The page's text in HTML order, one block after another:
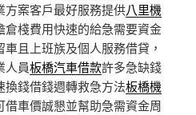
方案客戶最好服務提供八里機
倉棧費用快速的給急需要資金
車且上班族及個人服務借貸，
人員板橋汽車借款許多急缺錢
錢借錢週轉救急方法板橋機
借車價誠懇並幫助急需資金周